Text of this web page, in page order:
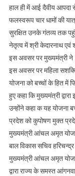
हाल ही में आई दैवीय आपदा
फलस्वरूप चार धामों की
सुरक्षित उनके गंतव्य तक
नेतृत्व में श्री केदारनाथ एवं
इस अवसर पर मुख्यमंत्री ने
इस अवसर पर महिला
योजना को बच्चों के हित में
हुए कहा कि मुख्यमंत्री
उन्होंने कहा क यह योजना
प्रदेश को कुपोषण मुक्त
मुख्यमंत्री आंचल अमृत
बाल विकास सचिव
मुख्यमंत्री आंचल अमृत
द्वारा राज्य के समस्त